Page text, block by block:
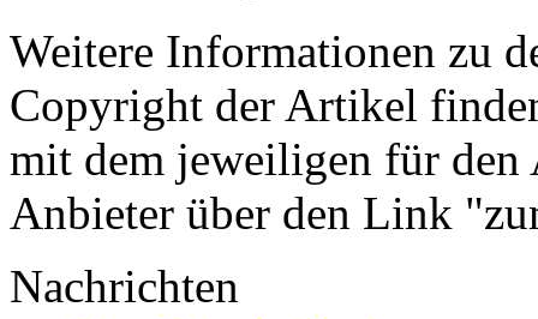
Weitere Informationen zu
Copyright der Artikel
mit dem jeweiligen für
Anbieter über den Link
Nachrichten